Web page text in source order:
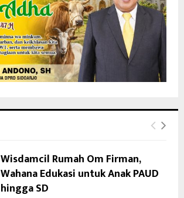
Wisdamcil Rumah Om Firman,
Wahana Edukasi untuk Anak PAUD
hingga SD